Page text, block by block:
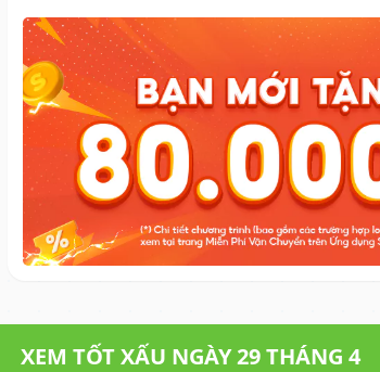
XEM TỐT XẤU NGÀY 29 THÁNG 4